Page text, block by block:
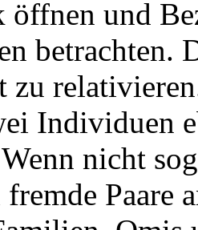
und
betrachten.
zu
Individuen
nicht
Paare